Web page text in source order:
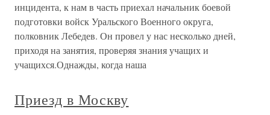
инцидента, к нам в часть приехал начальник боевой
подготовки войск Уральского Военного округа,
полковник Лебедев. Он провел у нас несколько дней,
приходя на занятия, проверяя знания учащих и
учащихся.Однажды, когда наша
Приезд в Москву